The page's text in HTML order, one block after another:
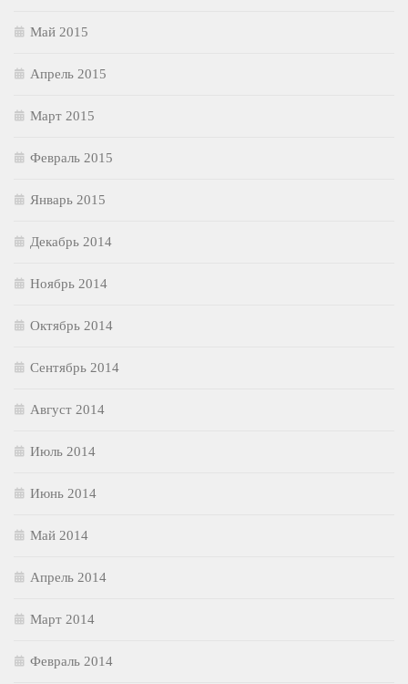
Май 2015
Апрель 2015
Март 2015
Февраль 2015
Январь 2015
Декабрь 2014
Ноябрь 2014
Октябрь 2014
Сентябрь 2014
Август 2014
Июль 2014
Июнь 2014
Май 2014
Апрель 2014
Март 2014
Февраль 2014